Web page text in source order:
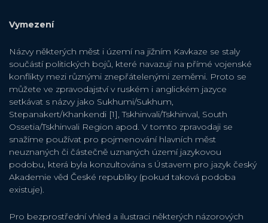
Vymezení
Názvy některých měst i území na jižním Kavkaze se staly
součástí politických bojů, které navazují na přímé vojenské
konflikty mezi různými znepřátelenými zeměmi. Proto se
můžete ve zpravodajství v ruském i anglickém jazyce
setkávat s názvy jako Sukhumi/Sukhum,
Stepanakert/Khankendi [1], Tskhinvali/Tskhinval, South
Ossetia/Tskhinvali Region apod. V tomto zpravodaji se
snažíme používat pro pojmenování hlavních měst
neuznaných či částečně uznaných území jazykovou
podobu, která byla konzultována s Ústavem pro jazyk český
Akademie věd České republiky (pokud taková podoba
existuje).
Pro bezprostřední vhled a ilustraci některých názorových